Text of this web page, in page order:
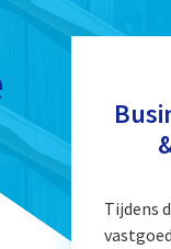
Tijdens